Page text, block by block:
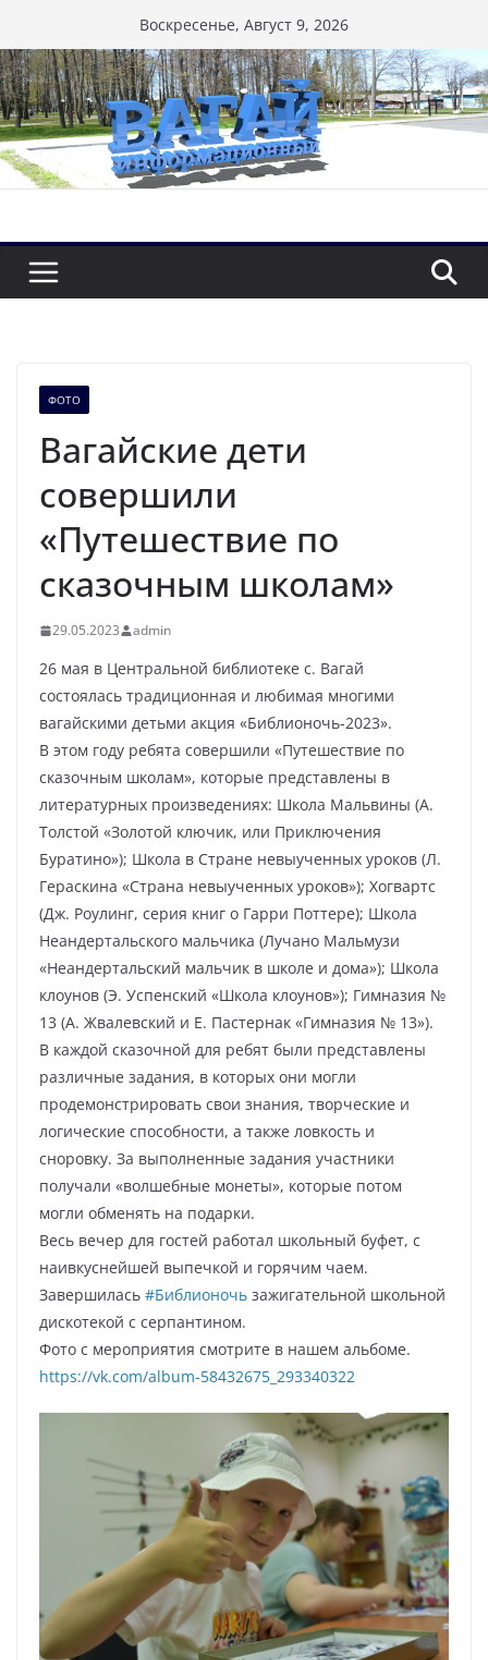
к
содержимому
Воскресенье, Август 9, 2026
ФОТО
Вагайские дети
совершили
«Путешествие по
сказочным школам»
29.05.2023 admin
26 мая в Центральной библиотеке с. Вагай
состоялась традиционная и любимая многими
вагайскими детьми акция «Библионочь-2023».
В этом году ребята совершили «Путешествие по
сказочным школам», которые представлены в
литературных произведениях: Школа Мальвины (А.
Толстой «Золотой ключик, или Приключения
Буратино»); Школа в Стране невыученных уроков (Л.
Гераскина «Страна невыученных уроков»); Хогвартс
(Дж. Роулинг, серия книг о Гарри Поттере); Школа
Неандертальского мальчика (Лучано Мальмузи
«Неандертальский мальчик в школе и дома»); Школа
клоунов (Э. Успенский «Школа клоунов»); Гимназия №
13 (А. Жвалевский и Е. Пастернак «Гимназия № 13»).
В каждой сказочной для ребят были представлены
различные задания, в которых они могли
продемонстрировать свои знания, творческие и
логические способности, а также ловкость и
сноровку. За выполненные задания участники
получали «волшебные монеты», которые потом
могли обменять на подарки.
Весь вечер для гостей работал школьный буфет, с
наивкуснейшей выпечкой и горячим чаем.
Завершилась #Библионочь зажигательной школьной
дискотекой с серпантином.
Фото с мероприятия смотрите в нашем альбоме.
https://vk.com/album-58432675_293340322